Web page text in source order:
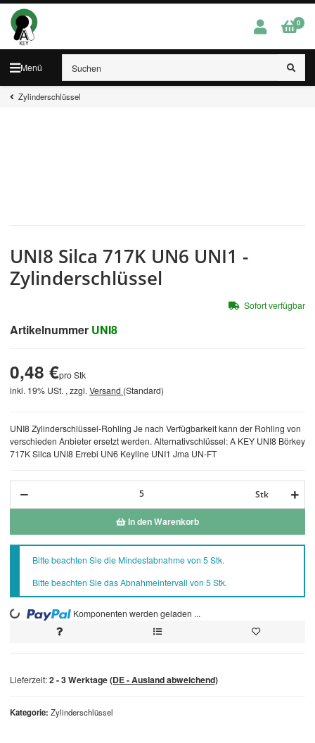
Menü
0
Zylinderschlüssel
UNI8 Silca 717K UN6 UNI1 -
Zylinderschlüssel
Artikelnummer UNI8
Kategorie Zylinderschlüssel
UNI8 Zylinderschlüssel-Rohling Je nach Verfügbarkeit kann der Rohling von
verschieden Anbieter ersetzt werden. Alternativschlüssel: A KEY UNI8 Börkey
717K Silca UNI8 Errebi UN6 Keyline UNI1 Jma UN-FT
0,48 €pro Stk
inkl. 19% USt. , zzgl. Versand (Standard)
Stk
In den Warenkorb
xBitte beachten Sie die Mindestabnahme von 5 Stk.
Bitte beachten Sie das Abnahmeintervall von 5 Stk.
Loading... Komponenten werden geladen ...
Sofort verfügbar
Lieferzeit:2 - 3 Werktage(DE - Ausland abweichend)